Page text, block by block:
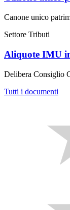
Canone unico
Settore Tributi
Aliquote IMU
Delibera Consiglio
Tutti i documenti